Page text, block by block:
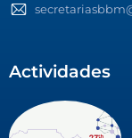
Actividades